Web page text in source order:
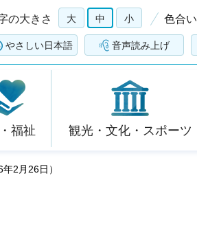
の大きさ 大 中 小 色合い
やさしい日本語 音声読み上げ
福祉 観光・文化・スポーツ
2月26日）